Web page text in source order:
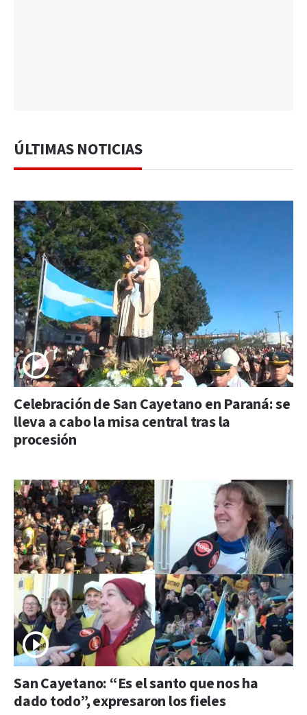
ÚLTIMAS NOTICIAS
Celebración de San Cayetano en Paraná: se
lleva a cabo la misa central tras la
procesión
San Cayetano: “Es el santo que nos ha
dado todo”, expresaron los fieles